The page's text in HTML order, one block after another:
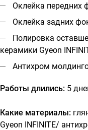
Оклейка передних
Оклейка задних
Полировка
керамики Gyeon
Антихром
Работы длились: 5
Какие материалы:
Gyeon INFINITE/